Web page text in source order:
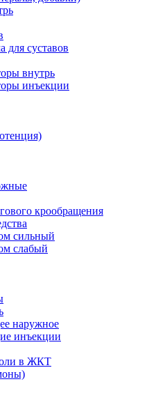
для суставов
внутрь
инъекции
крообращения
сильный
слабый
наружное
инъекции
в ЖКТ